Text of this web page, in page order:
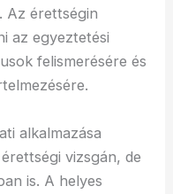
Az érettségin
az egyeztetési
felismerésére és
alkalmazása
vizsgán, de
is. A helyes